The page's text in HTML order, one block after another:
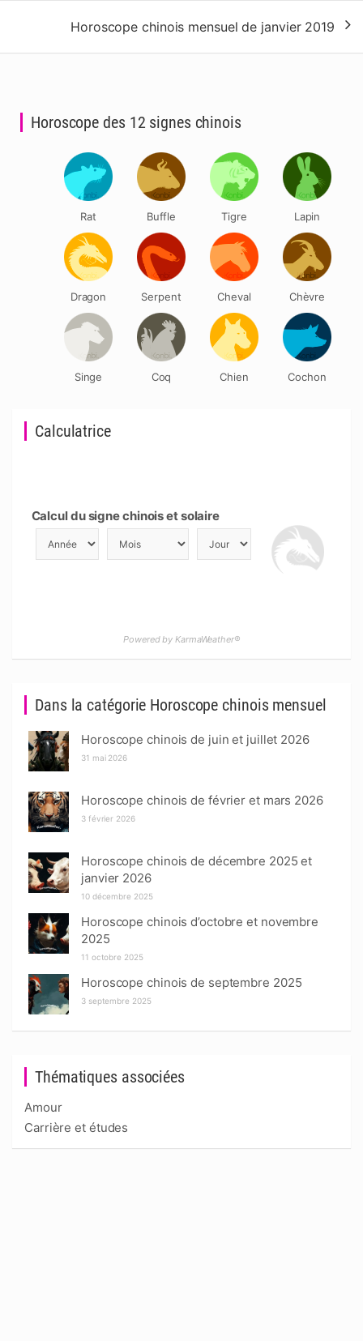
l’article
Horoscope chinois mensuel de janvier 2019
Thématiques associées
Amour
Carrière et études
Dans la catégorie Horoscope chinois mensuel
Horoscope chinois de juin et juillet 2026
31 mai 2026
Horoscope chinois de février et mars 2026
3 février 2026
Horoscope chinois de décembre 2025 et
janvier 2026
10 décembre 2025
Horoscope chinois d’octobre et novembre
2025
11 octobre 2025
Horoscope chinois de septembre 2025
3 septembre 2025
Calculatrice
Calcul du signe chinois et solaire
Powered by KarmaWeather®
Horoscope des 12 signes chinois
Rat Buffle Tigre Lapin
Dragon Serpent Cheval Chèvre
Singe Coq Chien Cochon